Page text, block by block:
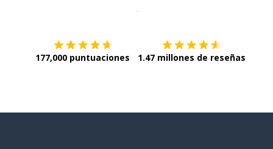
177,000 puntuaciones 1.47 millones de reseñas